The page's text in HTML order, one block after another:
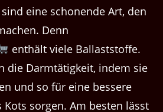
eine schonende Art, den
Denn
enthält viele Ballaststoffe.
die Darmtätigkeit, indem sie
und so für eine bessere
Kots sorgen. Am besten lässt